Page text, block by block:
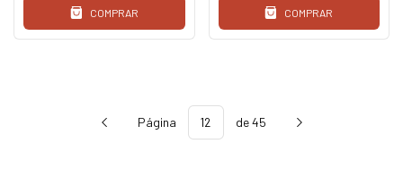
COMPRAR COMPRAR
Página de 45